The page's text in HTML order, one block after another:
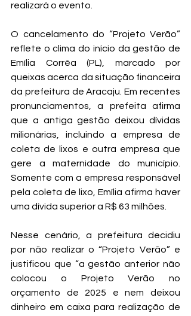
realizará o evento.
O cancelamento do “Projeto Verão”
reflete o clima do início da gestão de
Emília Corrêa (PL), marcado por
queixas acerca da situação financeira
da prefeitura de Aracaju. Em recentes
pronunciamentos, a prefeita afirma
que a antiga gestão deixou dívidas
milionárias, incluindo a empresa de
coleta de lixos e outra empresa que
gere a maternidade do município.
Somente com a empresa responsável
pela coleta de lixo, Emília afirma haver
uma dívida superior a R$ 63 milhões.
Nesse cenário, a prefeitura decidiu
por não realizar o “Projeto Verão” e
justificou que “a gestão anterior não
colocou o Projeto Verão no
orçamento de 2025 e nem deixou
dinheiro em caixa para realização de